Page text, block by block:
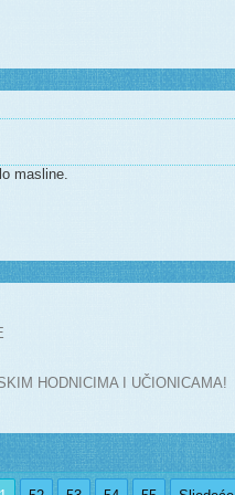
masline.
HODNICIMA I UČIONICAMA!